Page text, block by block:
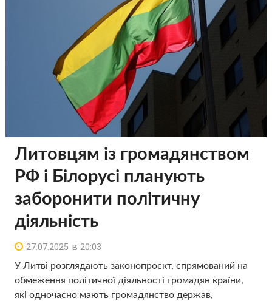
Литовцям із громадянством
РФ і Білорусі планують
заборонити політичну
діяльність
27.07.2025 в 20:03
У Литві розглядають законопроєкт, спрямований на
обмеження політичної діяльності громадян країни,
які одночасно мають громадянство держав,